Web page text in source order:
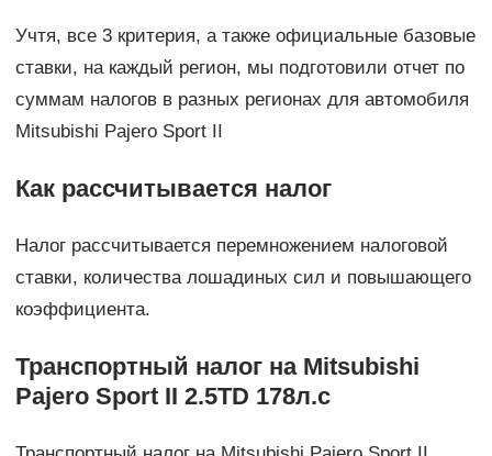
Учтя, все 3 критерия, а также официальные базовые
ставки, на каждый регион, мы подготовили отчет по
суммам налогов в разных регионах для автомобиля
Mitsubishi Pajero Sport II
Как рассчитывается налог
Налог рассчитывается перемножением налоговой
ставки, количества лошадиных сил и повышающего
коэффициента.
Транспортный налог на Mitsubishi
Pajero Sport II 2.5TD 178л.с